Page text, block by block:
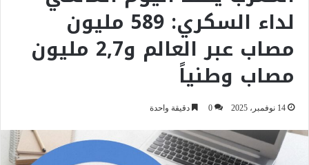
لداء السكري: 589 مليون
مصاب عبر العالم و2,7 مليون
مصاب وطنياً
14 نوفمبر، 2025 0 دقيقة واحدة